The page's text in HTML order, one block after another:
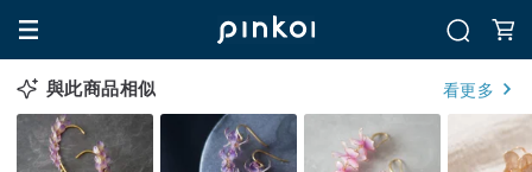
與此商品相似 看更多